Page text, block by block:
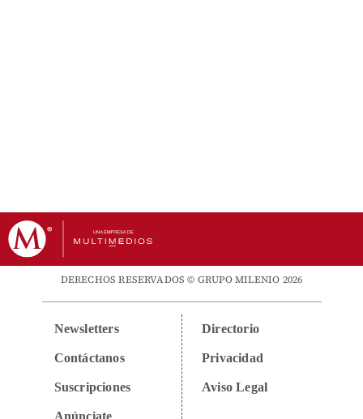
DERECHOS RESERVADOS © GRUPO MILENIO 2026
Newsletters
Contáctanos
Suscripciones
Anúnciate
Directorio
Privacidad
Aviso Legal